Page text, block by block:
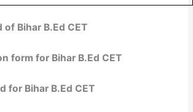
of Bihar B.Ed CET
form for Bihar B.Ed CET
for Bihar B.Ed CET